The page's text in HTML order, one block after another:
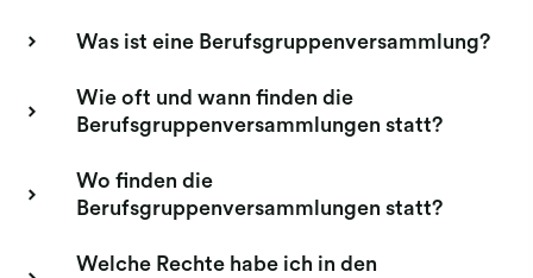
Was ist eine Berufsgruppenversammlung?
Wie oft und wann finden die
Berufsgruppenversammlungen statt?
Wo finden die
Berufsgruppenversammlungen statt?
Welche Rechte habe ich in den